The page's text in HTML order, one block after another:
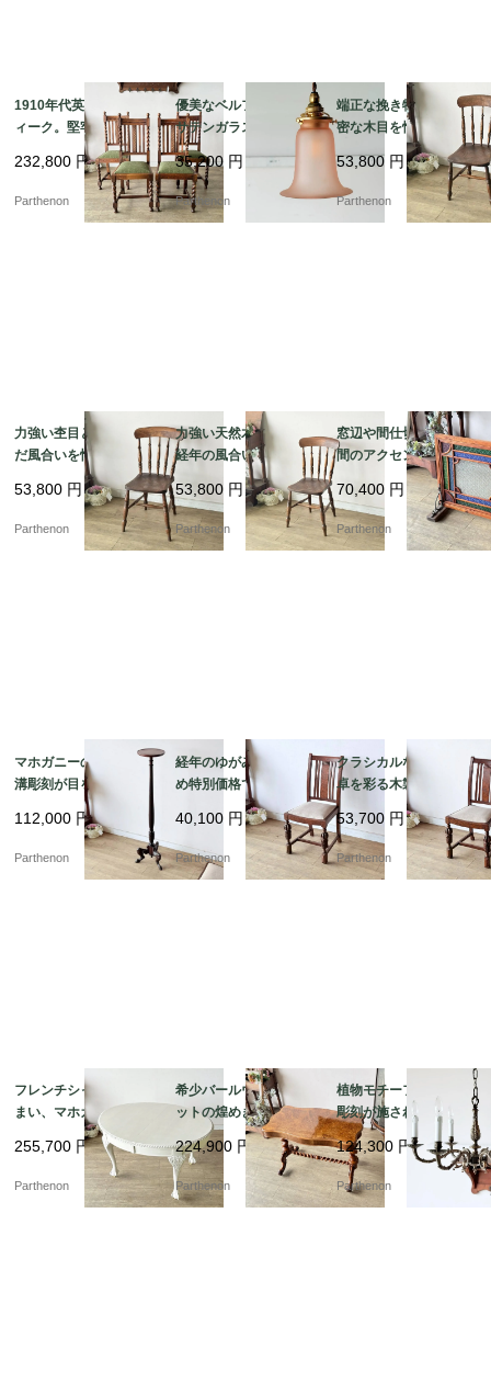
1910年代英国製アンテ
ィーク。堅牢なオーク
無垢材のツイストダイ
ニングチェア4脚セット
232,800 円
Parthenon
優美なベルフラワー型
サテンガラスシェー
ド。温かみのあるピン
クが空間を彩るペンダ
ントライト【ls216-7】
35,200 円
Parthenon
端正な挽き物細工と緻
密な木目を愉しむ、ク
ラシカルな椅子。深み
のある重厚な色艶が空
間を引き締める、木製
キッチンチェア【c313
53,800 円
Parthenon
力強い杢目と時を刻ん
だ風合いを愉しむ、ク
ラシカルなダイニング
チェア。美しい挽き物
加工の背もたれが目を
惹く、木製カントリー
53,800 円
Parthenon
力強い天然木の木目と
経年の風合いを愉しむ
クラシカルな椅子。美
しい旋盤加工のスポン
ドルが映える木製キッ
チンチェア【c313-1】
53,800 円
Parthenon
窓辺や間仕切りに、空
間のアクセントとなる
美しい幾何学デザイ
ン。色鮮やかなテクス
チャガラスが彩る、木
枠付きステンドグラス
70,400 円
Parthenon
マホガニーの美しい縦
溝彫刻が目を惹く、空
間を優雅に彩るスリム
なフォルムの花台・ラ
ンプスタンド【fo15
112,000 円
Parthenon
経年のゆがみがあるた
め特別価格でのご案
内。バルボスレッグが
映えるオーク材ダイニ
ングチェア【ds57-2】
40,100 円
Parthenon
クラシカルな書斎や食
卓を彩る木製椅子。優
美なバルボスレッグが
目を引くオーク材ダイ
ニングチェア【ds57-
1】
53,700 円
Parthenon
フレンチシャビーな佇
まい、マホガニーのエ
クステンション・ダイ
ニングテーブル【t32
4】
255,700 円
Parthenon
希少バールウォールナ
ットの煌めき。美しい
波型天板とツイストレ
ッグのセンターテーブ
ル【t329】
224,900 円
Parthenon
植物モチーフの精密な
彫刻が施された気品溢
れる吊り下げ照明。優
美な曲線を描く真鍮製6
灯シャンデリア【sy44
5】
124,300 円
Parthenon